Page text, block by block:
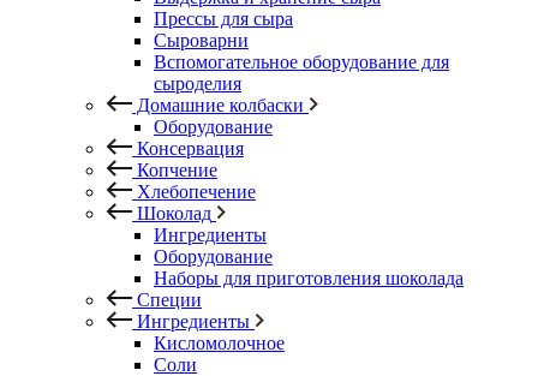
Прессы для сыра
Сыроварни
Вспомогательное оборудование для
сыроделия
Домашние колбаски
Оборудование
Консервация
Копчение
Хлебопечение
Шоколад
Ингредиенты
Оборудование
Наборы для приготовления шоколада
Специи
Ингредиенты
Кисломолочное
Соли